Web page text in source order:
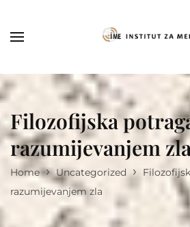
Filozofijska
razumijevanjem
Home › Uncategorized ›
razumijevanjem zla